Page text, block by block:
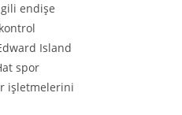
endişe
Island
spor
işletmelerini